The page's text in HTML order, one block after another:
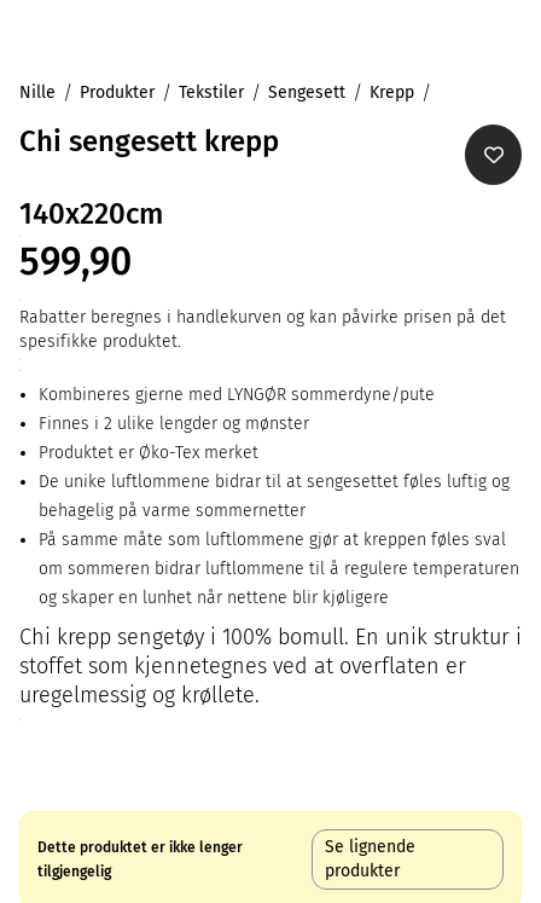
Nille Produkter Tekstiler Sengesett Krepp
Chi sengesett krepp
140x220cm
599,90
Rabatter beregnes i handlekurven og kan påvirke prisen på det
spesifikke produktet.
Kombineres gjerne med LYNGØR sommerdyne/pute
Finnes i 2 ulike lengder og mønster
Produktet er Øko-Tex merket
De unike luftlommene bidrar til at sengesettet føles luftig og
behagelig på varme sommernetter
På samme måte som luftlommene gjør at kreppen føles sval
om sommeren bidrar luftlommene til å regulere temperaturen
og skaper en lunhet når nettene blir kjøligere
Chi krepp sengetøy i 100% bomull. En unik struktur i
stoffet som kjennetegnes ved at overflaten er
uregelmessig og krøllete.
Dette produktet er ikke lenger
tilgjengelig
Se lignende
produkter